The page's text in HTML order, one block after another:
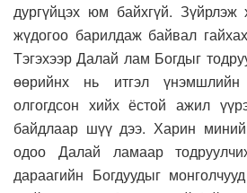
дургүйцэх юм байхгүй. Зүйрлэж
жүдогоо барилдаж байвал
Тэгэхээр Далай лам Богдыг
өөрийнх нь итгэл
олгогдсон хийх ёстой ажил
байдлаар шүү дээ. Харин
одоо Далай ламаар
дараагийн Богдуудыг